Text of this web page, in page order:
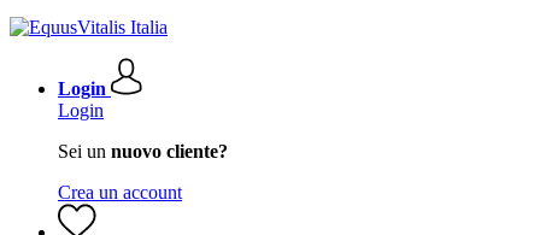
Login
Login
Sei un nuovo cliente?
Crea un account